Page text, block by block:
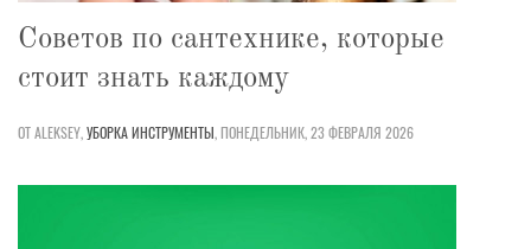
Советов по сантехнике, которые
стоит знать каждому
ОТ ALEKSEY,УБОРКАИНСТРУМЕНТЫ,ПОНЕДЕЛЬНИК, 23 ФЕВРАЛЯ 2026